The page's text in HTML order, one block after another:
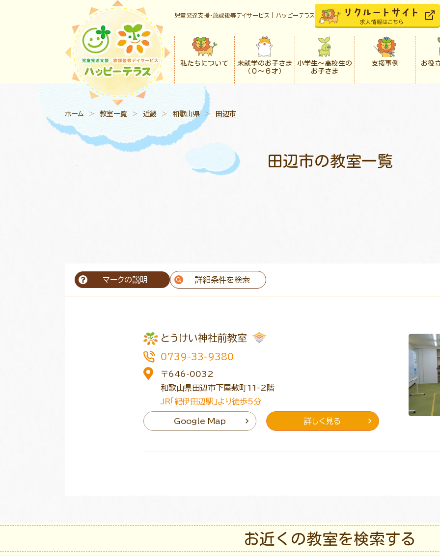
児童発達支援・放課後等デイサービス | ハッピーテラス
私たちについて
未就学のお子さま
（０〜６才）
小学生〜高校生の
お子さま
支援事例 お役
ホーム ＞ 教室一覧 ＞ 近畿 ＞ 和歌山県＞ 田辺市
田辺市の教室一覧
マークの説明 詳細条件を検索
とうけい神社前教室
0739-33-9380
〒646-0032
和歌山県田辺市下屋敷町11-2階
JR「紀伊田辺駅」より徒歩5分
Google Map 詳しく見る
お近くの教室を検索する